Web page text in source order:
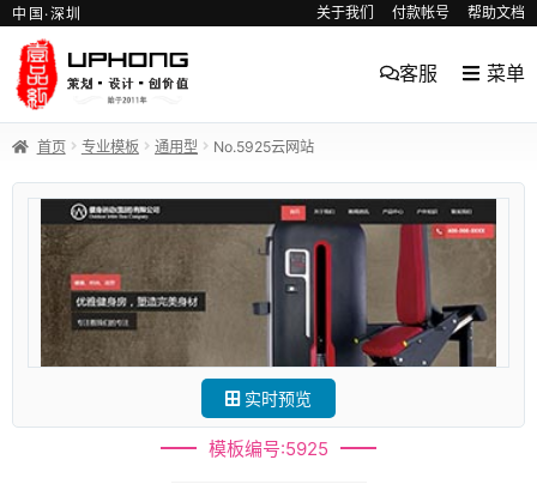
中国·深圳 关于我们 付款帐号 帮助文档
客服 菜单
首页 专业模板 通用型 No.5925云网站
实时预览
模板编号:5925